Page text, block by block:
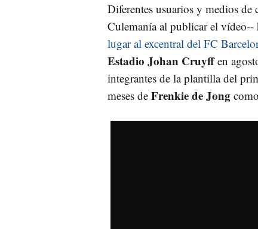
Diferentes usuarios y medios
Culemanía al publicar el
lugar al excentral del FC
Estadio Johan Cruyffen
integrantes de la plantilla del
meses de Frenkie de Jong